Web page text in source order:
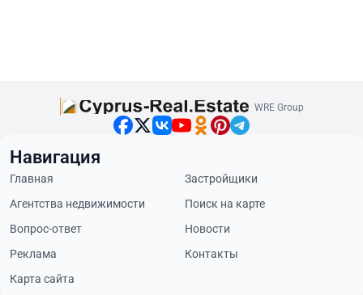
WRE Group
Навигация
Главная
Застройщики
Агентства недвижимости
Поиск на карте
Вопрос-ответ
Новости
Реклама
Контакты
Карта сайта